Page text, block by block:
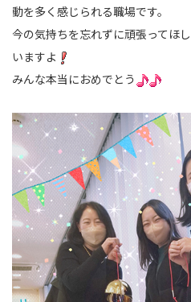
動を多く感じられる職場です。
今の気持ちを忘れずに頑張ってほ
いますよ
みんな本当におめでとう